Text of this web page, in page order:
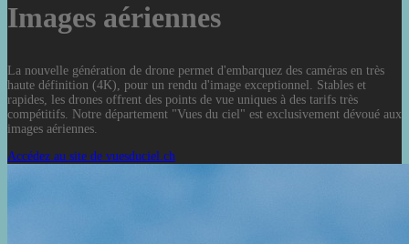
Images aériennes
La nouvelle génération de drone permet d'embarquez des caméras en très
haute définition (4K), pour un rendu d'image exceptionnel. Stables et
rapides, les drones offrent des points de vue uniques à des tarifs très
compétitifs. Notre département "Vues du ciel" est exclusivement dévoué aux
images aériennes.
Accédez au site de vuesduciel.ch